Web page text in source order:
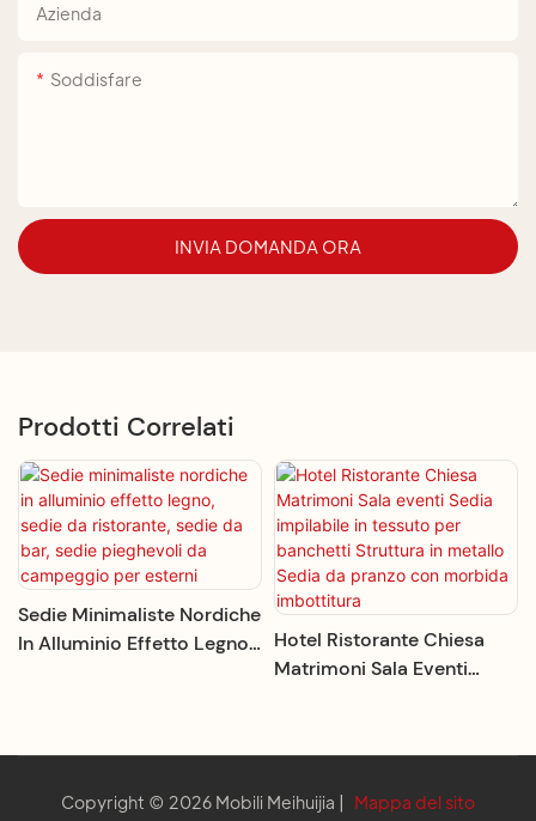
Azienda
Soddisfare
INVIA DOMANDA ORA
Prodotti Correlati
Sedie Minimaliste Nordiche
In Alluminio Effetto Legno,
Hotel Ristorante Chiesa
Matrimoni Sala Eventi
Metallo Sedia Da Pranzo
Copyright © 2026 Mobili Meihuijia | Mappa del sito